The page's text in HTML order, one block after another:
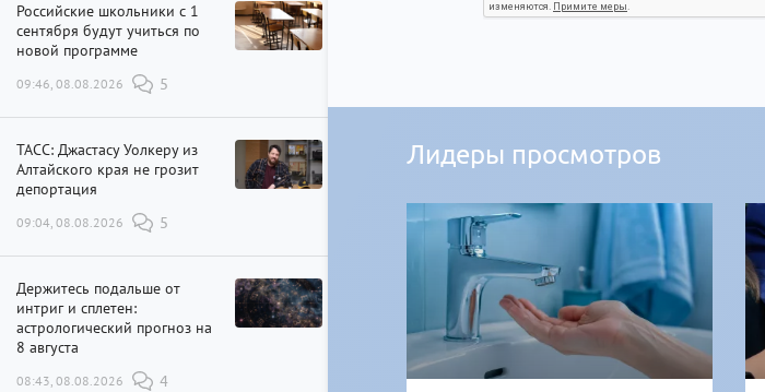
Российские школьники с 1
сентября будут учиться по
новой программе
09:46, 08.08.2026 5
ТАСС: Джастасу Уолкеру из
Алтайского края не грозит
депортация
09:04, 08.08.2026 5
Держитесь подальше от
интриг и сплетен:
астрологический прогноз на
8 августа
08:43, 08.08.2026 4
Лидеры просмотров